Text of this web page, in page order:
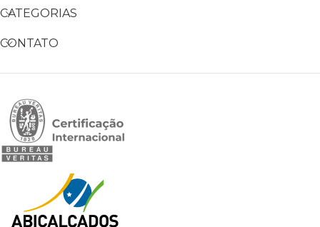
CATEGORIAS
CONTATO